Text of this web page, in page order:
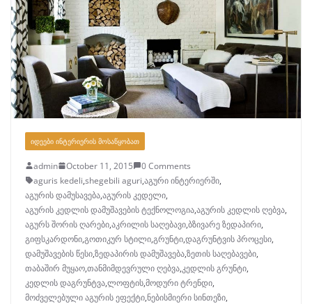
ᲘᲓᲔᲔᲑᲘ ᲘᲜᲢᲔᲠᲘᲔᲠᲘᲡ ᲛᲝᲡᲐᲬᲧᲝᲑᲐᲗ
admin October 11, 2015
0 Comments
aguris kedeli,shegebili aguri,აგური ინტერიერში,
აგურის დამუსავება,აგურის კედელი,
აგურის კედლის დამუშავების ტექნოლოგია,აგურის კედლის ღებვა,
აგურს შორის ღარები,აკრილის საღებავი,ბზივარე ზედაპირი,
გიფსკარდონი,გოთიკურ სტილი,გრუნტი,დაგრუნტვის პროცესი,
დამუშავების წესი,ზედაპირის დამუშავება,ზეთის საღებავები,
თაბაშირ მუყაო,თანმიმდევრული ღებვა,კედლის გრუნტი,
კედლის დაგრუნტვა,ლოფტის,მოდური ტრენდი,
მოძველებული აგურის ეფექტი,ნებისმიერი სინთეზი,